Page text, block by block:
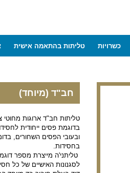
כשרויות טליתות בהתאמה אישית
חב"ד (מיוחד)
טליתות חב"ד ארוגות מחוטי
בדוגמת פסים ייחודית
ובעובי הפסים השחורים,
בחסידות.
טליתני'ה מייצרת מספר
לסגנונות האישיים של כל